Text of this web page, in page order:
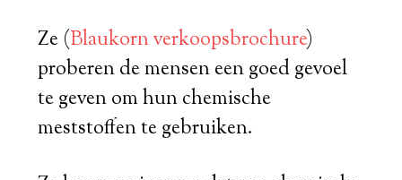
Ze (Blaukorn verkoopsbrochure)
proberen de mensen een goed gevoel
te geven om hun chemische
meststoffen te gebruiken.